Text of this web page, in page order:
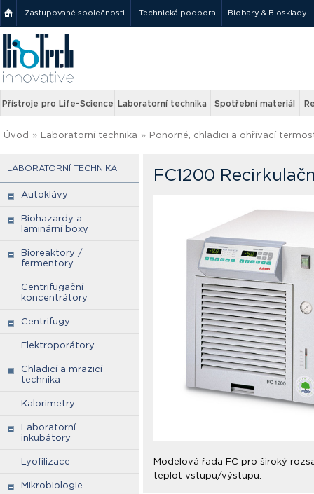
Zastupované společnosti Technická podpora Biobary & Biosklady
Přístroje pro Life-Science Laboratorní technika Spotřební materiál
Úvod » Laboratorní technika » Ponorné, chladici a ohřívací
LABORATORNÍ TECHNIKA
Autoklávy
Biohazardy a
laminární boxy
Bioreaktory /
fermentory
Centrifugační
koncentrátory
Centrifugy
Elektroporátory
Chladicí a mrazicí
technika
Kalorimetry
Laboratorní
inkubátory
Lyofilizace
Mikrobiologie
FC1200
Modelová řada FC pro široký
teplot vstupu/výstupu.